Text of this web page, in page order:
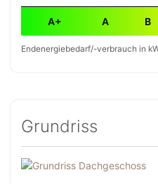
A+ A B
Endenergiebedarf/-verbrauch in
Grundriss